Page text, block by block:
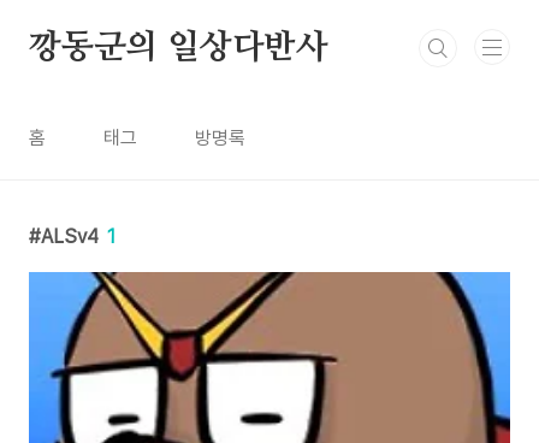
깡동군의 일상다반사
홈 태그 방명록
ALSv4 1